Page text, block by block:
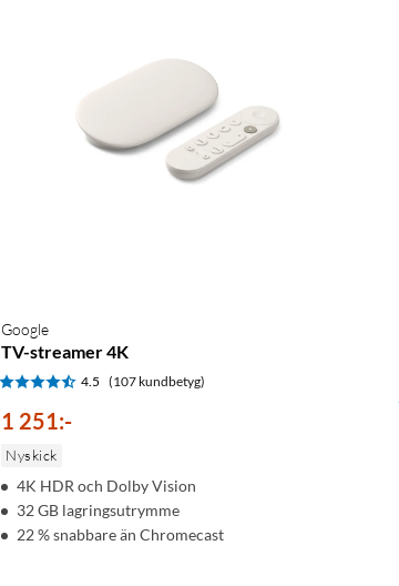
Google
TV-streamer 4K
4.5 (107 kundbetyg)
1 251:-
Nyskick
4K HDR och Dolby Vision
32 GB lagringsutrymme
22 % snabbare än Chromecast